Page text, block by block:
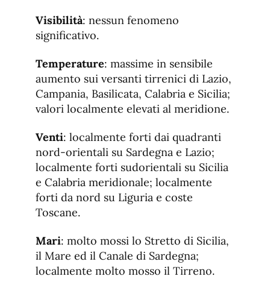
Visibilità: nessun fenomeno
significativo.
Temperature: massime in sensibile
aumento sui versanti tirrenici di Lazio,
Campania, Basilicata, Calabria e Sicilia;
valori localmente elevati al meridione.
Venti: localmente forti dai quadranti
nord-orientali su Sardegna e Lazio;
localmente forti sudorientali su Sicilia
e Calabria meridionale; localmente
forti da nord su Liguria e coste
Toscane.
Mari: molto mossi lo Stretto di Sicilia,
il Mare ed il Canale di Sardegna;
localmente molto mosso il Tirreno.